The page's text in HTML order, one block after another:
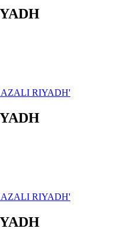
RIYADH'
RIYADH'